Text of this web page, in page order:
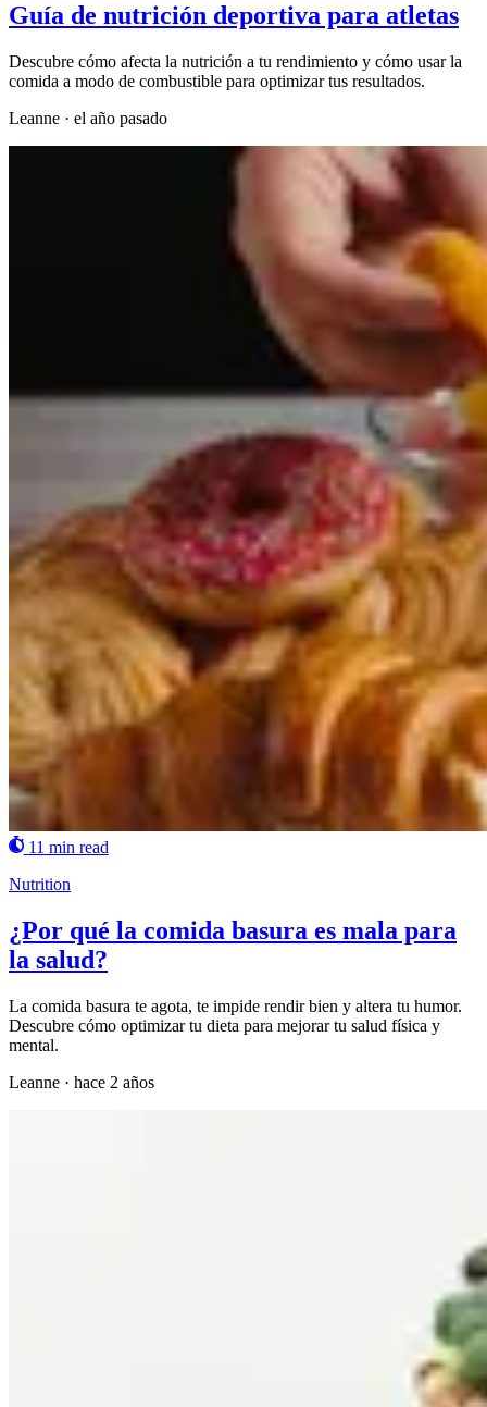
Guía de nutrición deportiva para atletas
Descubre cómo afecta la nutrición a tu rendimiento y cómo usar la
comida a modo de combustible para optimizar tus resultados.
Leanne · el año pasado
11 min read
Nutrition
¿Por qué la comida basura es mala para
la salud?
La comida basura te agota, te impide rendir bien y altera tu humor.
Descubre cómo optimizar tu dieta para mejorar tu salud física y
mental.
Leanne · hace 2 años